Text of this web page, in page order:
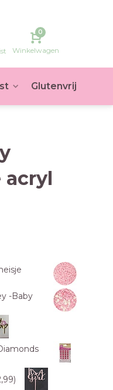
0
Winkelwagen
Glutenvrij
acryl
-Baby